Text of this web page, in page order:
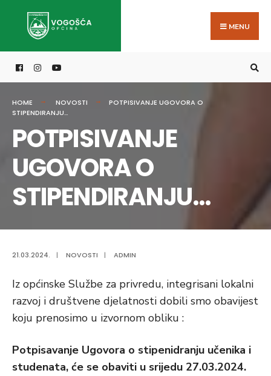
MENU
HOME NOVOSTI
POTPISIVANJE UGOVORA O
STIPENDIRANJU…
POTPISIVANJE
UGOVORA O
STIPENDIRANJU…
21.03.2024. | NOVOSTI | ADMIN
Iz općinske Službe za privredu, integrisani lokalni
razvoj i društvene djelatnosti dobili smo obavijest
koju prenosimo u izvornom obliku :
Potpisavanje Ugovora o stipenidranju učenika i
studenata, će se obaviti u srijedu 27.03.2024.
for: